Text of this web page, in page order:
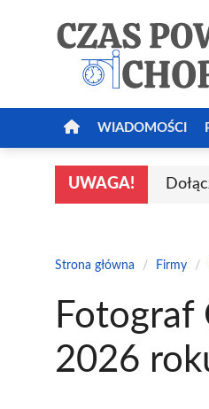
WIADOMOŚCI
UWAGA!
Strona główna / Firmy /
Fotograf
2026